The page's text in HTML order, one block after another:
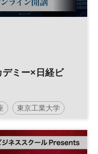
デミー×日経ビ
東京工業大学